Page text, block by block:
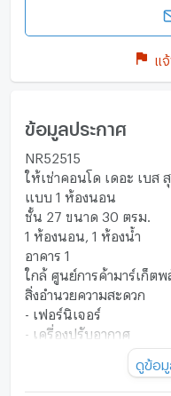
แจ้
ข้อมูลประกาศ
NR52515
ให้เช่าคอนโด เดอะ เบส
แบบ 1 ห้องนอน
ชั้น 27 ขนาด 30 ตรม.
1 ห้องนอน, 1 ห้องน้ำ
อาคาร 1
ใกล้ ศูนย์การค้ามาร์เก็ตพ
สิ่งอำนวยความสะดวก
- เฟอร์นิเจอร์
- เครื่องปรับอากาศ
- เครื่องทำน้ำร้อน
ดูข้อมู